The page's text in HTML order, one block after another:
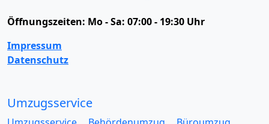
Öffnungszeiten: Mo - Sa: 07:00 - 19:30 Uhr
Impressum
Datenschutz
Umzugsservice